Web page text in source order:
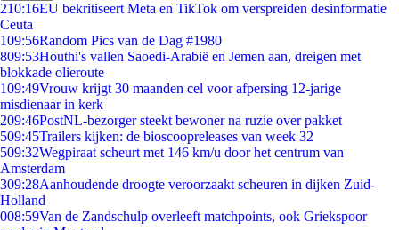
210:16EU bekritiseert Meta en TikTok om verspreiden desinformatie
Ceuta
109:56Random Pics van de Dag #1980
809:53Houthi's vallen Saoedi-Arabië en Jemen aan, dreigen met
blokkade olieroute
109:49Vrouw krijgt 30 maanden cel voor afpersing 12-jarige
misdienaar in kerk
209:46PostNL-bezorger steekt bewoner na ruzie over pakket
509:45Trailers kijken: de bioscoopreleases van week 32
509:32Wegpiraat scheurt met 146 km/u door het centrum van
Amsterdam
309:28Aanhoudende droogte veroorzaakt scheuren in dijken Zuid-
Holland
008:59Van de Zandschulp overleeft matchpoints, ook Griekspoor